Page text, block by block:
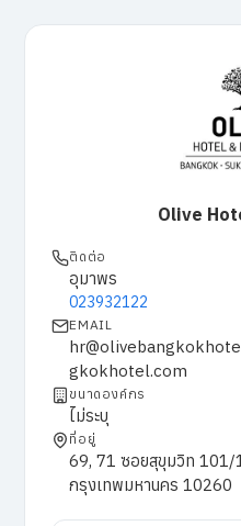
Olive
ติดต่อ
อุมาพร
023932122
EMAIL
gkokhotel.com
ขนาดองค์กร
ไม่ระบุ
ที่อยู่
69, 71 ซอยสุขุมวิท 101/
กรุงเทพมหานคร 10260